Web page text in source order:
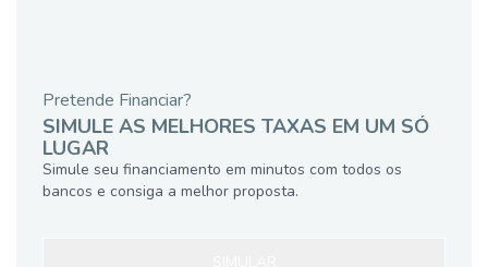
Pretende Financiar?
SIMULE AS MELHORES TAXAS EM UM SÓ
LUGAR
Simule seu financiamento em minutos com todos os
bancos e consiga a melhor proposta.